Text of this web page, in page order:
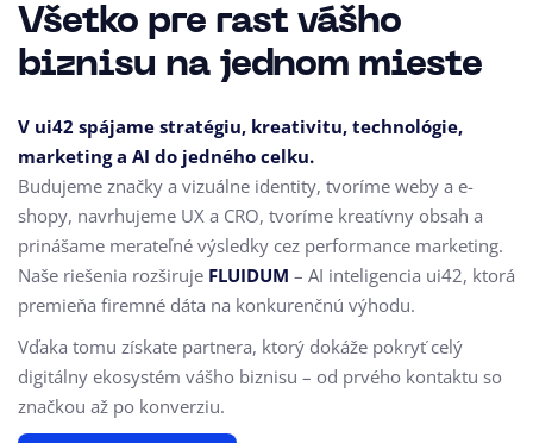
Všetko pre rast vášho
biznisu na jednom mieste
V ui42 spájame stratégiu, kreativitu, technológie,
marketing a AI do jedného celku.
Budujeme značky a vizuálne identity, tvoríme weby a e-
shopy, navrhujeme UX a CRO, tvoríme kreatívny obsah a
prinášame merateľné výsledky cez performance marketing.
Naše riešenia rozširuje FLUIDUM – AI inteligencia ui42, ktorá
premieňa firemné dáta na konkurenčnú výhodu.
Vďaka tomu získate partnera, ktorý dokáže pokryť celý
digitálny ekosystém vášho biznisu – od prvého kontaktu so
značkou až po konverziu.